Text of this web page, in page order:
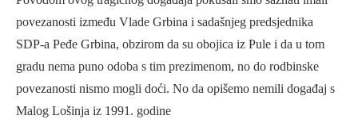
povezanosti između Vlade Grbina i sadašnjeg predsjednika
SDP-a Peđe Grbina, obzirom da su obojica iz Pule i da u tom
gradu nema puno odoba s tim prezimenom, no do rodbinske
povezanosti nismo mogli doći. No da opišemo nemili događaj s
Malog Lošinja iz 1991. godine